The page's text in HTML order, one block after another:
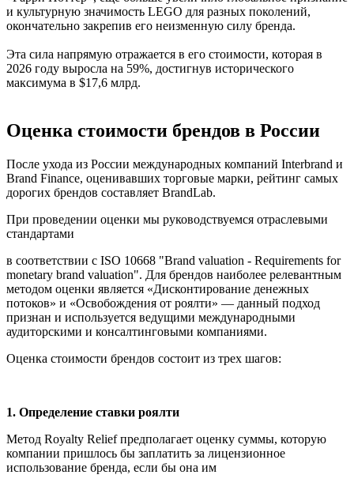
и культурную значимость LEGO для разных поколений,
окончательно закрепив его неизменную силу бренда.
Эта сила напрямую отражается в его стоимости, которая в
2026 году выросла на 59%, достигнув исторического
максимума в $17,6 млрд.
Оценка стоимости брендов в России
После ухода из России международных компаний Interbrand и
Brand Finance, оценивавших торговые марки, рейтинг самых
дорогих брендов составляет BrandLab.
При проведении оценки мы руководствуемся отраслевыми
стандартами
в соответствии с ISO 10668 "Brand valuation - Requirements for
monetary brand valuation". Для брендов наиболее релевантным
методом оценки является «Дисконтирование денежных
потоков» и «Освобождения от роялти» — данный подход
признан и используется ведущими международными
аудиторскими и консалтинговыми компаниями.
Оценка стоимости брендов состоит из трех шагов:
1. Определение ставки роялти
Метод Royalty Relief предполагает оценку суммы, которую
компании пришлось бы заплатить за лицензионное
использование бренда, если бы она им